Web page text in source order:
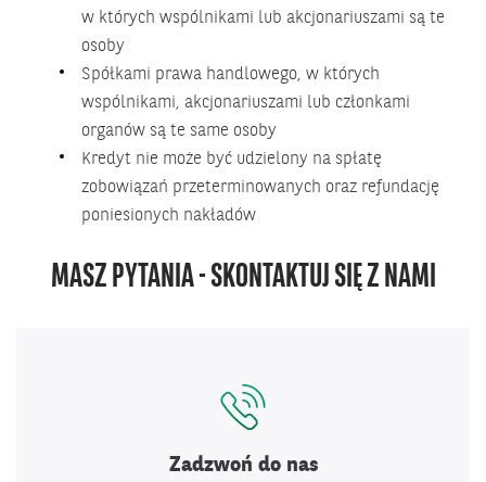
w których wspólnikami lub akcjonariuszami są te
osoby
Spółkami prawa handlowego, w których
wspólnikami, akcjonariuszami lub członkami
organów są te same osoby
Kredyt nie może być udzielony na spłatę
zobowiązań przeterminowanych oraz refundację
poniesionych nakładów
MASZ PYTANIA - SKONTAKTUJ SIĘ Z NAMI
Zadzwoń do nas